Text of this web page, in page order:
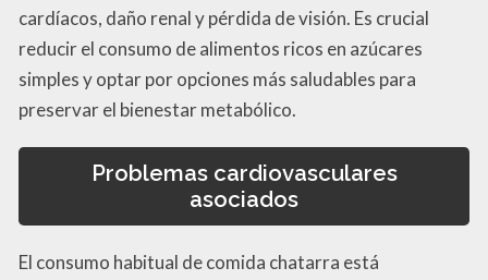
cardíacos, daño renal y pérdida de visión. Es crucial
reducir el consumo de alimentos ricos en azúcares
simples y optar por opciones más saludables para
preservar el bienestar metabólico.
Problemas cardiovasculares
asociados
El consumo habitual de comida chatarra está